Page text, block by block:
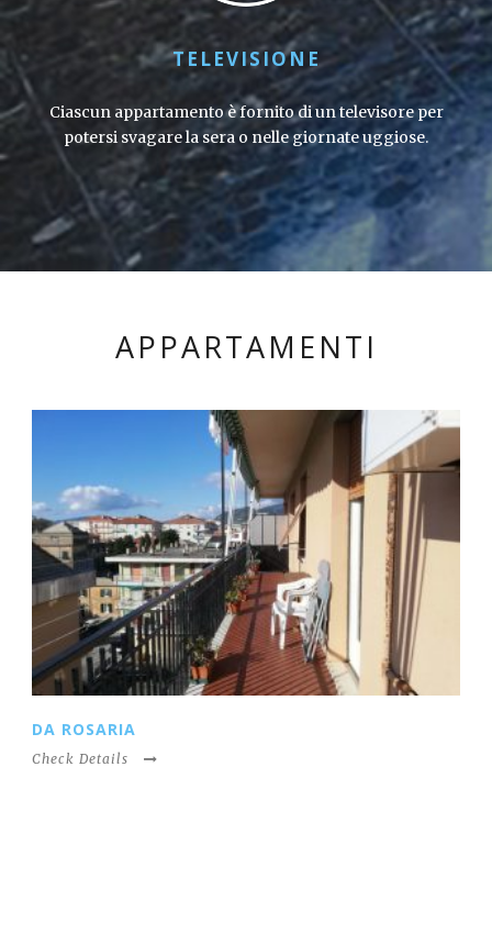
TELEVISIONE
Ciascun appartamento è fornito di un televisore per
potersi svagare la sera o nelle giornate uggiose.
APPARTAMENTI
CASA SANTINA
Check Details